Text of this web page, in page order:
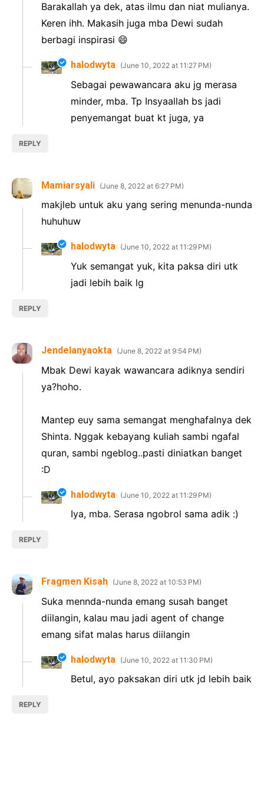
Barakallah ya dek, atas ilmu dan niat mulianya.
Keren ihh. Makasih juga mba Dewi sudah
berbagi inspirasi 😄
REPLY
halodwyta June 10, 2022 at 11:27 PM
Sebagai pewawancara aku jg merasa
minder, mba. Tp Insyaallah bs jadi
penyemangat buat kt juga, ya
Mamiarsyali June 8, 2022 at 6:27 PM
makjleb untuk aku yang sering menunda-nunda
huhuhuw
REPLY
halodwyta June 10, 2022 at 11:29 PM
Yuk semangat yuk, kita paksa diri utk
jadi lebih baik lg
Jendelanyaokta June 8, 2022 at 9:54 PM
Mbak Dewi kayak wawancara adiknya sendiri
ya?hoho.
Mantep euy sama semangat menghafalnya dek
Shinta. Nggak kebayang kuliah sambi ngafal
quran, sambi ngeblog..pasti diniatkan banget
:D
REPLY
halodwyta June 10, 2022 at 11:29 PM
Iya, mba. Serasa ngobrol sama adik :)
Fragmen Kisah June 8, 2022 at 10:53 PM
Suka mennda-nunda emang susah banget
diilangin, kalau mau jadi agent of change
emang sifat malas harus diilangin
REPLY
halodwyta June 10, 2022 at 11:30 PM
Betul, ayo paksakan diri utk jd lebih baik